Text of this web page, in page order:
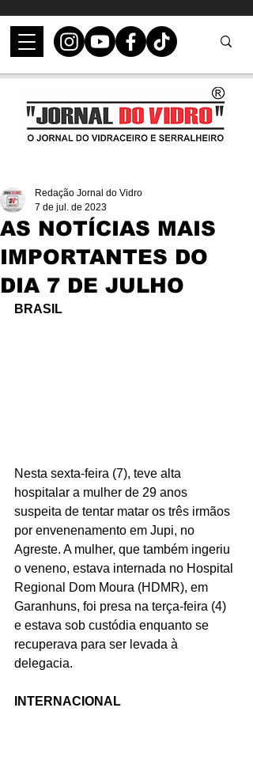
AS NOTÍCIAS MAIS
IMPORTANTES DO
DIA 7 DE JULHO
Redação Jornal do Vidro
7 de jul. de 2023
BRASIL
Nesta sexta-feira (7), teve alta
hospitalar a mulher de 29 anos
suspeita de tentar matar os três irmãos
por envenenamento em Jupi, no
Agreste. A mulher, que também ingeriu
o veneno, estava internada no Hospital
Regional Dom Moura (HDMR), em
Garanhuns, foi presa na terça-feira (4)
e estava sob custódia enquanto se
recuperava para ser levada à
delegacia.
INTERNACIONAL